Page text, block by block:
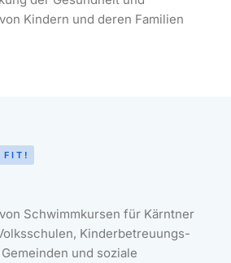
Kindern und deren Familien
FIT!
Schwimmkursen für Kärntner
Kinderbetreuungs-
und soziale